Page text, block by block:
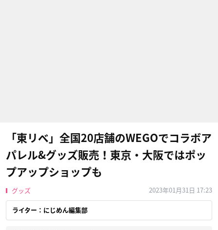
「東リベ」全国20店舗のWEGOでコラボア
パレル&グッズ販売！東京・大阪ではポッ
プアップショップも
グッズ 2023年01月31日 17:23
ライター：にじめん編集部